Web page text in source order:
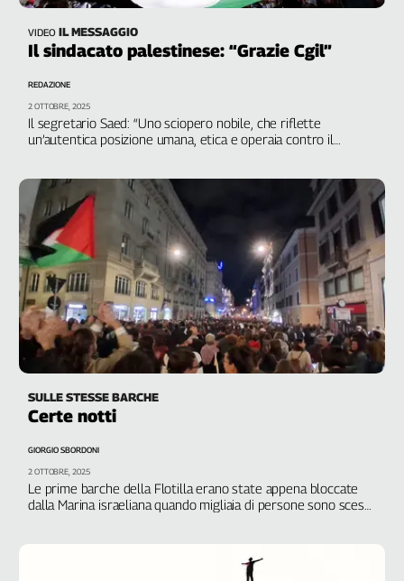
VIDEO IL MESSAGGIO
Il sindacato palestinese: “Grazie Cgil”
Il segretario Saed: “Uno sciopero nobile, che riflette
un’autentica posizione umana, etica e operaia contro il
REDAZIONE
2 OTTOBRE, 2025
SULLE STESSE BARCHE
Certe notti
Le prime barche della Flotilla erano state appena bloccate
dalla Marina israeliana quando migliaia di persone sono scese
GIORGIO SBORDONI
2 OTTOBRE, 2025